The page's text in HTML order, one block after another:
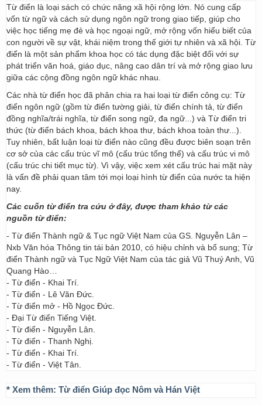
Từ điển là loại sách có chức năng xã hội rộng lớn. Nó cung cấp
vốn từ ngữ và cách sử dụng ngôn ngữ trong giao tiếp, giúp cho
việc học tiếng mẹ đẻ và học ngoại ngữ, mở rộng vốn hiểu biết của
con người về sự vật, khái niệm trong thế giới tự nhiên và xã hội. Từ
điển là một sản phẩm khoa học có tác dụng đặc biệt đối với sự
phát triển văn hoá, giáo dục, nâng cao dân trí và mở rộng giao lưu
giữa các cộng đồng ngôn ngữ khác nhau.
Các nhà từ điển học đã phân chia ra hai loại từ điển công cụ: Từ
điển ngôn ngữ (gồm từ điển tường giải, từ điển chính tả, từ điển
đồng nghĩa/trái nghĩa, từ điển song ngữ, đa ngữ...) và Từ điển tri
thức (từ điển bách khoa, bách khoa thư, bách khoa toàn thư...).
Tuy nhiên, bất luận loại từ điển nào cũng đều được biên soạn trên
cơ sở của các cấu trúc vĩ mô (cấu trúc tổng thể) và cấu trúc vi mô
(cấu trúc chi tiết mục từ). Vì vậy, việc xem xét cấu trúc hai mặt này
là vấn đề phải quan tâm tới mọi loại hình từ điển của nước ta hiện
nay.
Các cuốn từ điển tra cứu ở đây, được tham khảo từ các
nguồn từ điển:
- Từ điển Thành ngữ & Tục ngữ Việt Nam của GS. Nguyễn Lân –
Nxb Văn hóa Thông tin tái bản 2010, có hiệu chỉnh và bổ sung; Từ
điển Thành ngữ và Tục Ngữ Việt Nam của tác giả Vũ Thuý Anh, Vũ
Quang Hào…
- Từ điển - Khai Trí.
- Từ điển - Lê Văn Đức.
- Từ điển mở - Hồ Ngọc Đức.
- Đại Từ điển Tiếng Việt.
- Từ điển - Nguyễn Lân.
- Từ điển - Thanh Nghị.
- Từ điển - Khai Trí.
- Từ điển - Việt Tân.
* Xem thêm: Từ điển Giúp đọc Nôm và Hán Việt